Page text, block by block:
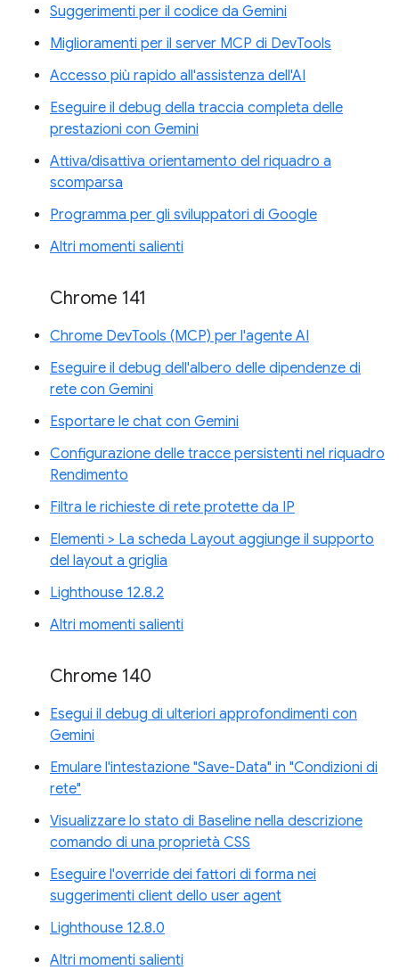
Suggerimenti per il codice da Gemini
Miglioramenti per il server MCP di DevTools
Accesso più rapido all'assistenza dell'AI
Eseguire il debug della traccia completa delle
prestazioni con Gemini
Attiva/disattiva orientamento del riquadro a
scomparsa
Programma per gli sviluppatori di Google
Altri momenti salienti
Chrome 141
Chrome DevTools (MCP) per l'agente AI
Eseguire il debug dell'albero delle dipendenze di
rete con Gemini
Esportare le chat con Gemini
Configurazione delle tracce persistenti nel riquadro
Rendimento
Filtra le richieste di rete protette da IP
Elementi > La scheda Layout aggiunge il supporto
del layout a griglia
Lighthouse 12.8.2
Altri momenti salienti
Chrome 140
Esegui il debug di ulteriori approfondimenti con
Gemini
Emulare l'intestazione "Save-Data" in "Condizioni di
rete"
Visualizzare lo stato di Baseline nella descrizione
comando di una proprietà CSS
Eseguire l'override dei fattori di forma nei
suggerimenti client dello user agent
Lighthouse 12.8.0
Altri momenti salienti